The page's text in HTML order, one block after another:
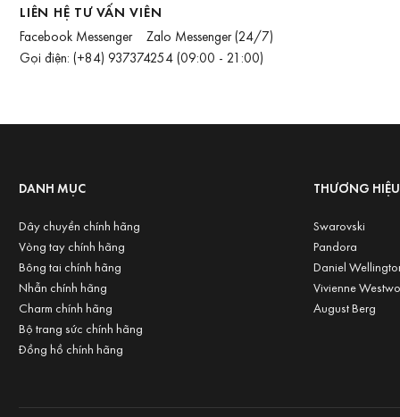
LIÊN HỆ TƯ VẤN VIÊN
Facebook Messenger Zalo Messenger(24/7)
Gọi điện: (+84) 937374254(09:00 - 21:00)
DANH MỤC
Dây chuyền chính hãng
Vòng tay chính hãng
Bông tai chính hãng
Nhẫn chính hãng
Charm chính hãng
Bộ trang sức chính hãng
Đồng hồ chính hãng
THƯƠNG HIỆU
Swarovski
Pandora
Daniel
Vivienne
August Berg